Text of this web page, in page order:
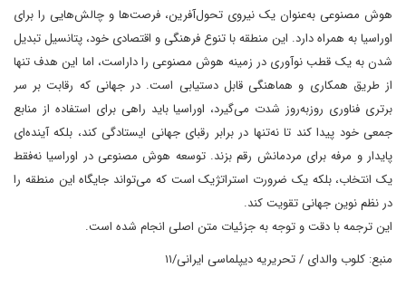
هوش مصنوعی به‌عنوان یک نیروی تحول‌آفرین، فرصت‌ها و چالش‌هایی را برای
اوراسیا به همراه دارد. این منطقه با تنوع فرهنگی و اقتصادی خود، پتانسیل تبدیل
شدن به یک قطب نوآوری در زمینه هوش مصنوعی را داراست، اما این هدف تنها
از طریق همکاری و هماهنگی قابل دستیابی است. در جهانی که رقابت بر سر
برتری فناوری روزبه‌روز شدت می‌گیرد، اوراسیا باید راهی برای استفاده از منابع
جمعی خود پیدا کند تا نه‌تنها در برابر رقبای جهانی ایستادگی کند، بلکه آینده‌ای
پایدار و مرفه برای مردمانش رقم بزند. توسعه هوش مصنوعی در اوراسیا نه‌فقط
یک انتخاب، بلکه یک ضرورت استراتژیک است که می‌تواند جایگاه این منطقه را
در نظم نوین جهانی تقویت کند.
این ترجمه با دقت و توجه به جزئیات متن اصلی انجام شده است.
منبع: کلوب والدای / تحریریه دیپلماسی ایرانی/۱۱